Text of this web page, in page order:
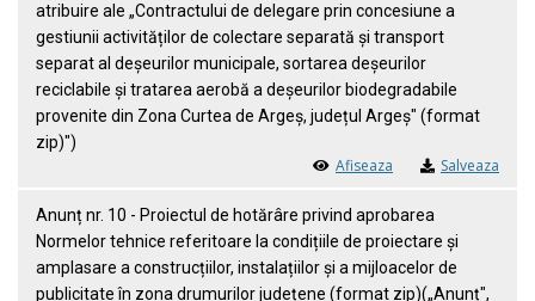
atribuire ale „Contractului de delegare prin concesiune a
gestiunii activităților de colectare separată și transport
separat al deșeurilor municipale, sortarea deșeurilor
reciclabile și tratarea aerobă a deșeurilor biodegradabile
provenite din Zona Curtea de Argeș, județul Argeș" (format
zip)")
Afiseaza Salveaza
Anunț nr. 10 - Proiectul de hotărâre privind aprobarea
Normelor tehnice referitoare la condițiile de proiectare și
amplasare a construcțiilor, instalațiilor și a mijloacelor de
publicitate în zona drumurilor județene (format zip)(„Anunț",